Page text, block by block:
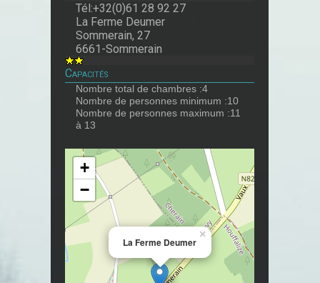
Tél:+32(0)61 28 92 27
La Ferme Deumer
Sommerain, 27
6661-Sommerain
Capacités
Nombre total de chambres :4
Nombre de personnes minimum :10
Nombre de personnes maximum :11
à 13
La Ferme Deumer
×
+
−